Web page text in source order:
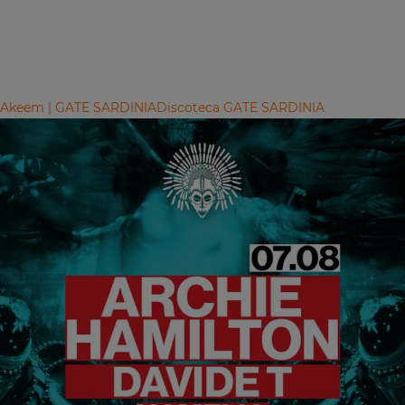
Akeem | GATE SARDINIADiscoteca GATE SARDINIA